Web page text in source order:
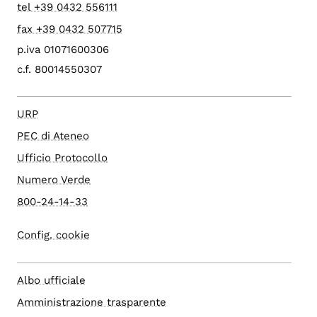
tel +39 0432 556111
fax +39 0432 507715
p.iva 01071600306
c.f. 80014550307
URP
PEC di Ateneo
Ufficio Protocollo
Numero Verde
800-24-14-33
Config. cookie
Albo ufficiale
Amministrazione trasparente